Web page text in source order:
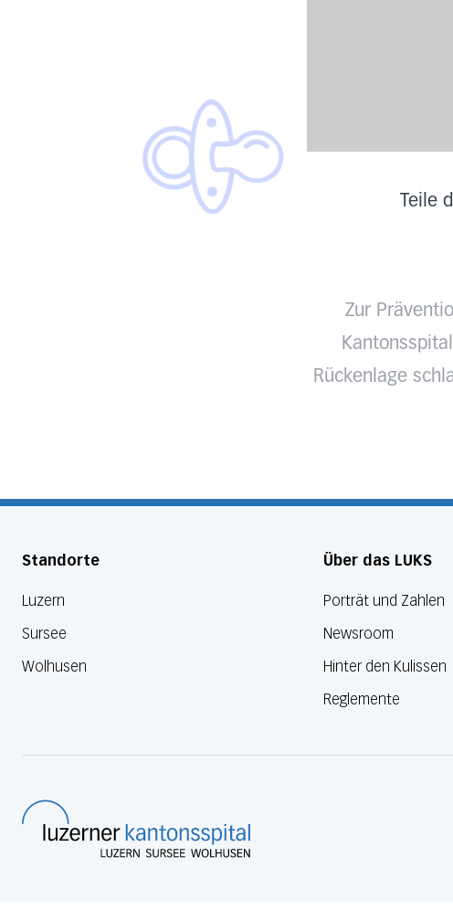
Teile
Zur
Rückenlage
Standorte
Luzern
Sursee
Wolhusen
Über das LUKS
Porträt und Zahlen
Newsroom
Hinter den Kulissen
Reglemente